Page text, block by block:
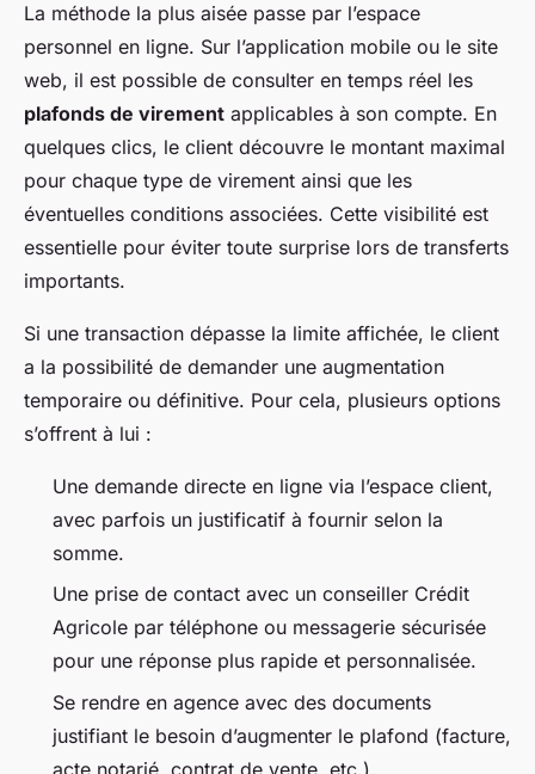
La méthode la plus aisée passe par l’espace
personnel en ligne. Sur l’application mobile ou le site
web, il est possible de consulter en temps réel les
plafonds de virement applicables à son compte. En
quelques clics, le client découvre le montant maximal
pour chaque type de virement ainsi que les
éventuelles conditions associées. Cette visibilité est
essentielle pour éviter toute surprise lors de transferts
importants.
Si une transaction dépasse la limite affichée, le client
a la possibilité de demander une augmentation
temporaire ou définitive. Pour cela, plusieurs options
s’offrent à lui :
Une demande directe en ligne via l’espace client,
avec parfois un justificatif à fournir selon la
somme.
Une prise de contact avec un conseiller Crédit
Agricole par téléphone ou messagerie sécurisée
pour une réponse plus rapide et personnalisée.
Se rendre en agence avec des documents
justifiant le besoin d’augmenter le plafond (facture,
acte notarié, contrat de vente, etc.).